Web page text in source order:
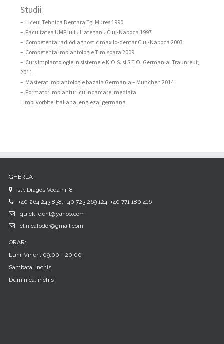
Studii
– Liceul Tehnica Dentara Tg. Mures 1990
– Facultatea UMF Iuliu Hateganu Cluj-Napoca 1997
– Competenta radiodiagnostic maxilo-dentar Cluj-Napoca 2003
– Competenta implantologie Timisoara 2009
– Curs implantologie in sistemele K.O.S. si S.T.O. Germania, Traunreut,
2011
– Masterat implantologie bazala Germania – Munchen 2014
– Formator implanturi cu incarcare imediata
Limbi vorbite: italiana, engleza, germana
GHERLA
str. Dragos Voda nr. 8
+40 264 243 838, +40 723 269 124, +40 771 180 416
quick_dent@yahoo.com
clinicafodor@gmail.com
ORAR:
Luni-Vineri: 09:00 - 20:00
Sambata: inchis
Duminica: inchis